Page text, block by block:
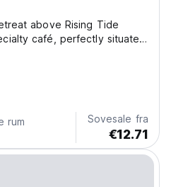
above Rising Tide
café, perfectly situated
Offering a clean,
decor and neutral tones,
rum
Sovesale fra
€12.71